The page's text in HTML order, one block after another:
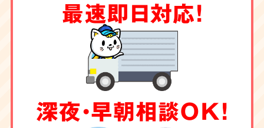
です。お見積りの際に、わかりやすい内訳で提
示させて頂く料金が全てです。お客様の承諾の
ない勝手な追加費用は一切頂きません。
除菌・消臭・ハウス
クリーニングもお任せ
最速即日対応！
深夜・早朝相談OK！